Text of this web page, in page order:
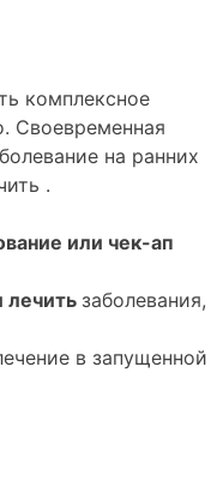
комплексное
Своевременная
на ранних
.
или чек-ап
лечить заболевания,
в запущенной